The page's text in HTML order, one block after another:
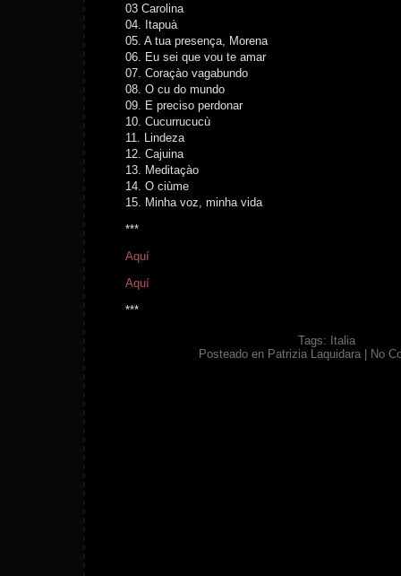
03 Carolina
04. Itapuà
05. A tua presença, Morena
06. Eu sei que vou te amar
07. Coraçào vagabundo
08. O cu do mundo
09. E preciso perdonar
10. Cucurrucucù
11. Lindeza
12. Cajuina
13. Meditaçào
14. O ciùme
15. Minha voz, minha vida
***
Aquí
Aquí
***
Tags: Italia
Posteado en Patrizia Laquidara No